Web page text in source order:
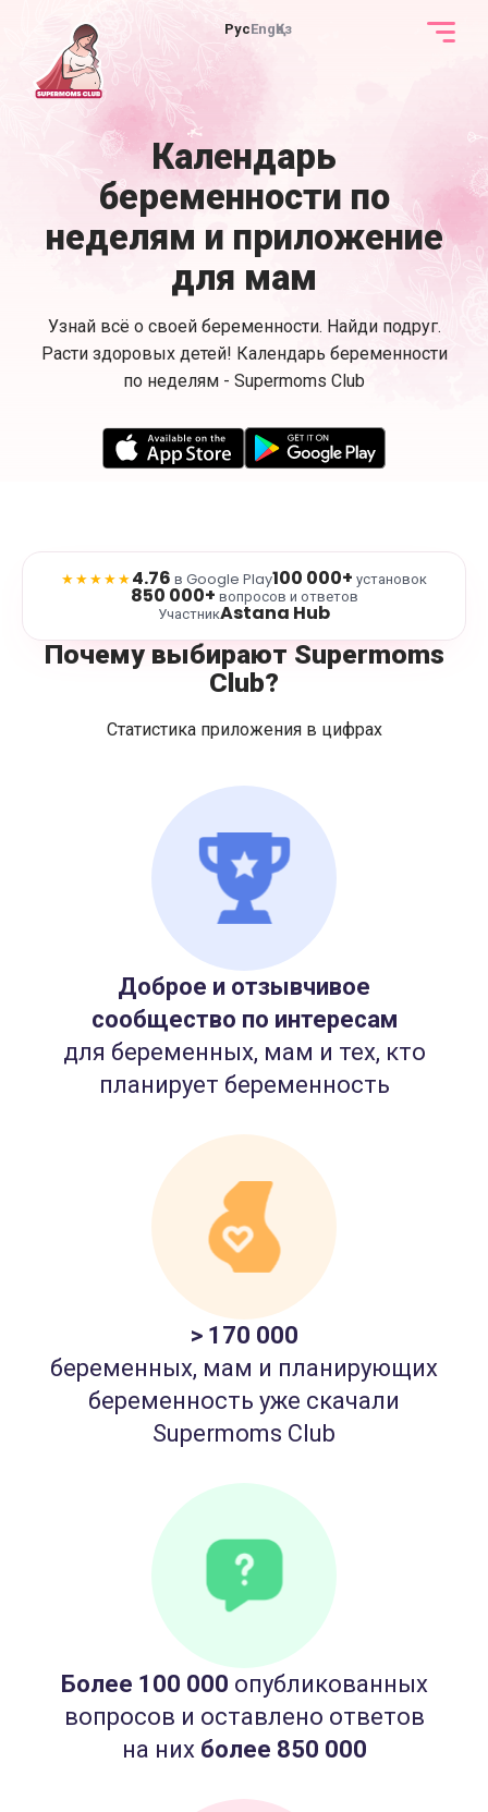
РусEngҚаз
Календарь
беременности по
неделям и приложение
для мам
Узнай всё о своей беременности. Найди подруг.
Расти здоровых детей! Календарь беременности
по неделям - Supermoms Club
★★★★★4.76 в Google Play100 000+ установок
850 000+ вопросов и ответов
УчастникAstana Hub
Почему выбирают Supermoms
Club?
Статистика приложения в цифрах
Доброе и отзывчивое
сообщество по интересам
для беременных, мам и тех, кто
планирует беременность
> 170 000
беременных, мам и планирующих
беременность уже скачали
Supermoms Club
Более 100 000 опубликованных
вопросов и оставлено ответов
на них более 850 000